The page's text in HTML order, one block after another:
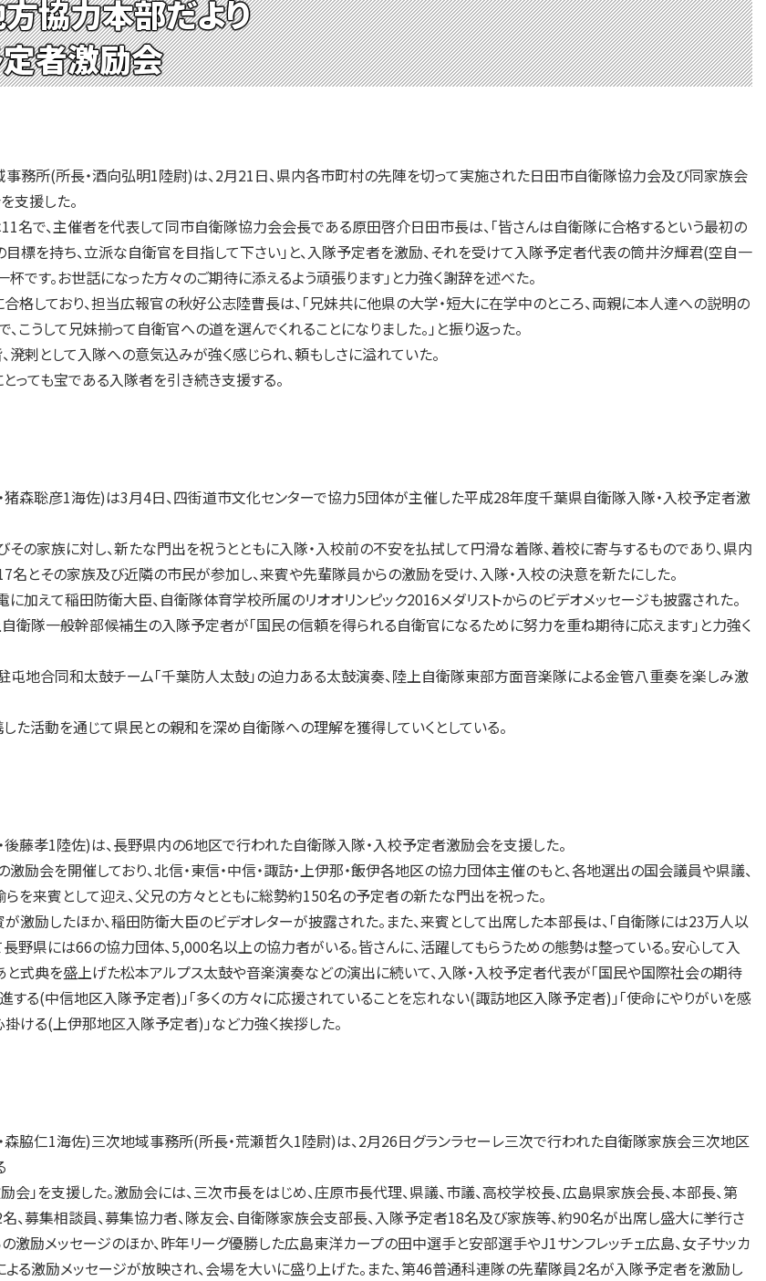
協力本部だより
者激励会
務所(所長・酒向弘明1陸尉)は、2月21日、県内各市町村の先陣を切って実施された日田市自衛隊協力会及び同家族会
支援した。
で、主催者を代表して同市自衛隊協力会会長である原田啓介日田市長は、「皆さんは自衛隊に合格するという最初の
標を持ち、立派な自衛官を目指して下さい」と、入隊予定者を激励、それを受けて入隊予定者代表の筒井汐輝君(空自一
です。お世話になった方々のご期待に添えるよう頑張ります」と力強く謝辞を述べた。
しており、担当広報官の秋好公志陸曹長は、「兄妹共に他県の大学・短大に在学中のところ、両親に本人達への説明の
こうして兄妹揃って自衛官への道を選んでくれることになりました。」と振り返った。
剌として入隊への意気込みが強く感じられ、頼もしさに溢れていた。
っても宝である入隊者を引き続き支援する。
森聡彦1海佐)は3月4日、四街道市文化センターで協力5団体が主催した平成28年度千葉県自衛隊入隊・入校予定者激
の家族に対し、新たな門出を祝うとともに入隊・入校前の不安を払拭して円滑な着隊、着校に寄与するものであり、県内
とその家族及び近隣の市民が参加し、来賓や先輩隊員からの激励を受け、入隊・入校の決意を新たにした。
加えて稲田防衛大臣、自衛隊体育学校所属のリオオリンピック2016メダリストからのビデオメッセージも披露された。
衛隊一般幹部候補生の入隊予定者が「国民の信頼を得られる自衛官になるために努力を重ね期待に応えます」と力強く
屯地合同和太鼓チーム「千葉防人太鼓」の迫力ある太鼓演奏、陸上自衛隊東部方面音楽隊による金管八重奏を楽しみ激
活動を通じて県民との親和を深め自衛隊への理解を獲得していくとしている。
藤孝1陸佐)は、長野県内の6地区で行われた自衛隊入隊・入校予定者激励会を支援した。
励会を開催しており、北信・東信・中信・諏訪・上伊那・飯伊各地区の協力団体主催のもと、各地選出の国会議員や県議、
を来賓として迎え、父兄の方々とともに総勢約150名の予定者の新たな門出を祝った。
激励したほか、稲田防衛大臣のビデオレターが披露された。また、来賓として出席した本部長は、「自衛隊には23万人以
野県には66の協力団体、5,000名以上の協力者がいる。皆さんに、活躍してもらうための態勢は整っている。安心して入
と式典を盛上げた松本アルプス太鼓や音楽演奏などの演出に続いて、入隊・入校予定者代表が「国民や国際社会の期待
する(中信地区入隊予定者)」「多くの方々に応援されていることを忘れない(諏訪地区入隊予定者)」「使命にやりがいを感
ける(上伊那地区入隊予定者)」など力強く挨拶した。
脇仁1海佐)三次地域事務所(所長・荒瀬哲久1陸尉)は、2月26日グランラセーレ三次で行われた自衛隊家族会三次地区
」を支援した。激励会には、三次市長をはじめ、庄原市長代理、県議、市議、高校学校長、広島県家族会長、本部長、第
募集相談員、募集協力者、隊友会、自衛隊家族会支部長、入隊予定者18名及び家族等、約90名が出席し盛大に挙行さ
激励メッセージのほか、昨年リーグ優勝した広島東洋カープの田中選手と安部選手やJ1サンフレッチェ広島、女子サッカ
る激励メッセージが放映され、会場を大いに盛り上げた。また、第46普通科連隊の先輩隊員2名が入隊予定者を激励し